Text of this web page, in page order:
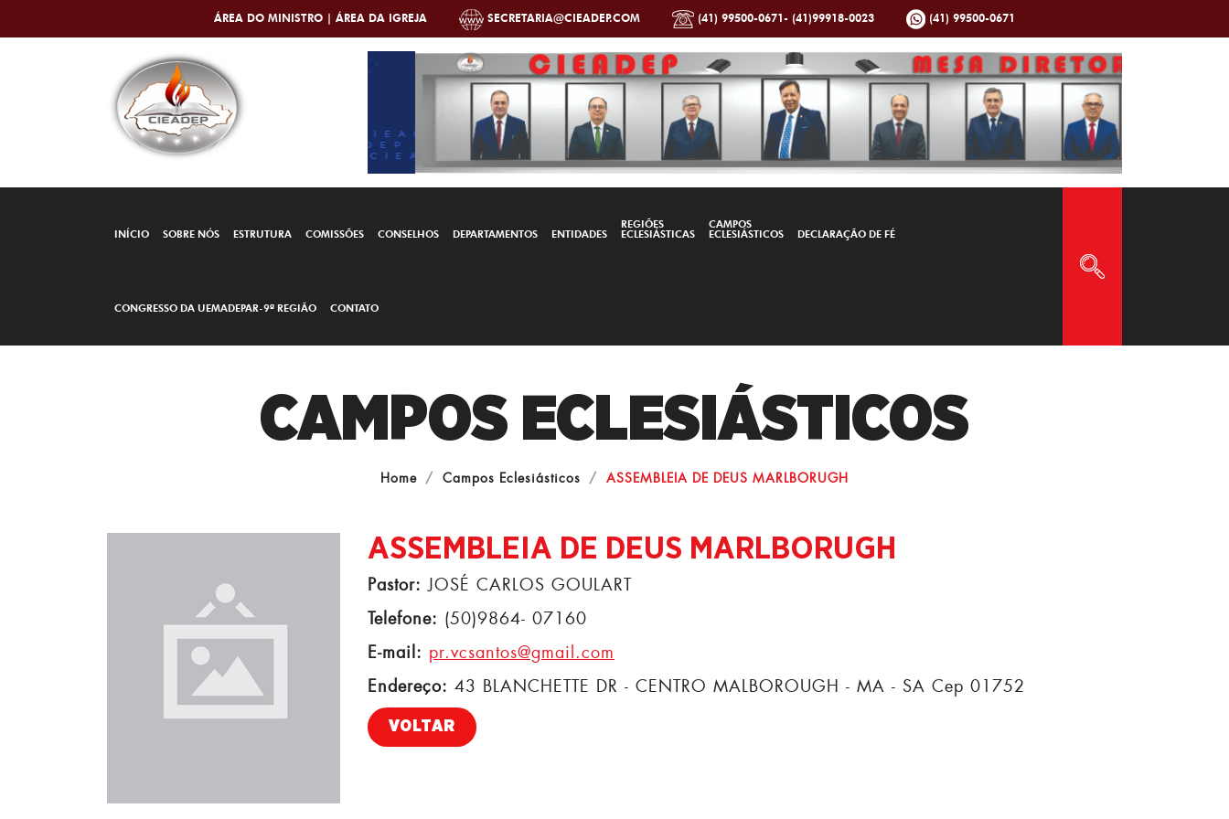
ÁREA DO MINISTRO | ÁREA DA IGREJA SECRETARIA@CIEADEP.COM (41) 99500-0671- (41)99918-0023 (41) 99500-0671
INÍCIO SOBRE NÓS ESTRUTURA COMISSÕES CONSELHOS DEPARTAMENTOS ENTIDADES
REGIÕES
ECLESIÁSTICAS
CAMPOS
ECLESIÁSTICOS DECLARAÇÃO DE FÉ
CONGRESSO DA UEMADEPAR-9ª REGIÃO CONTATO
CAMPOS ECLESIÁSTICOS
Home Campos Eclesiásticos ASSEMBLEIA DE DEUS MARLBORUGH
ASSEMBLEIA DE DEUS MARLBORUGH
Pastor: JOSÉ CARLOS GOULART
Telefone: (50)9864- 07160
E-mail: pr.vcsantos@gmail.com
Endereço: 43 BLANCHETTE DR - CENTRO MALBOROUGH - MA - SA Cep 01752
VOLTAR